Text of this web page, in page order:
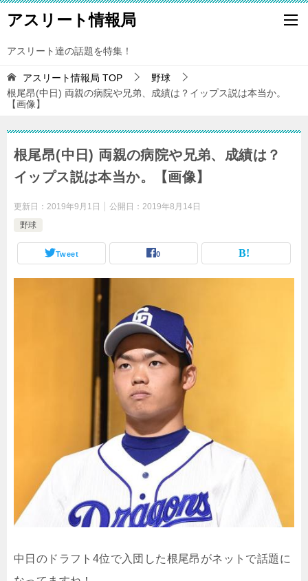
アスリート情報局
アスリート達の話題を特集！
アスリート情報局 TOP
野球
根尾昂(中日) 両親の病院や兄弟、成績は？イップス説は本当か。
【画像】
根尾昂(中日) 両親の病院や兄弟、成績は？
イップス説は本当か。【画像】
更新日： 2019年9月1日 公開日： 2019年8月14日
野球
Tweet 0
中日のドラフト4位で入団した根尾昂がネットで話題に